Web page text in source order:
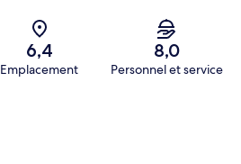
6,4
Emplacement
8,0
Personnel et service